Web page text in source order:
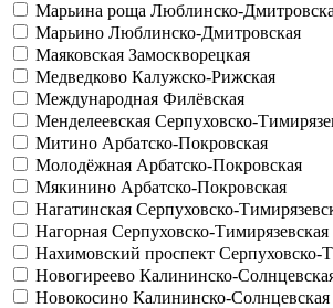
Марьина роща Люблинско-
Марьино Люблинско-Дмитровская
Маяковская Замоскворецкая
Медведково Калужско-Рижская
Международная Филёвская
Менделеевская Серпуховско-
Митино Арбатско-Покровская
Молодёжная Арбатско-Покровская
Мякинино Арбатско-Покровская
Нагатинская Серпуховско-
Нагорная Серпуховско-Тимирязевская
Нахимовский проспект Серпуховско-
Новогиреево Калининско-
Новокосино Калининско-Солнцевская